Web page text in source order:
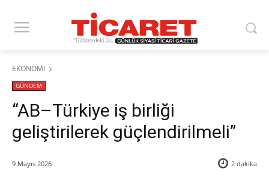
EKONOMİ
GÜNDEM
​“AB–Türkiye iş birliği
geliştirilerek güçlendirilmeli”
9 Mayıs 2026 2 dakika